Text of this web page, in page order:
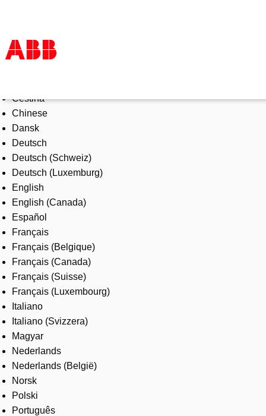
Products & Solutions
Industries
Services
About us
Where to buy
Contact us
Careers
Čeština
Chinese
Dansk
Deutsch
Deutsch (Schweiz)
Deutsch (Luxemburg)
English
English (Canada)
Español
Français
Français (Belgique)
Français (Canada)
Français (Suisse)
Français (Luxembourg)
Italiano
Italiano (Svizzera)
Magyar
Nederlands
Nederlands (België)
Norsk
Polski
Português